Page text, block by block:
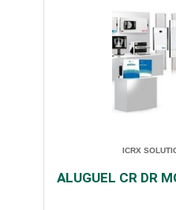
ICRX
ALUGUEL CR DR